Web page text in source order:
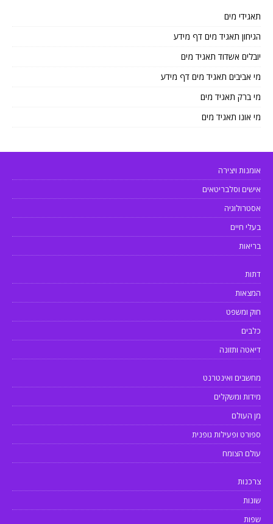
תאגידי מים
הגיחון תאגיד מים דף מידע
יובלים אשדוד תאגיד מים
מי אביבים תאגיד מים דף מידע
מי ברק תאגיד מים
מי אונו תאגיד מים
אומנות ויצירה
אישים וסלבריטאים
אסטרולוגיה
בעלי חיים
בריאות
דתות
המצאות
חוק ומשפט
כלבים
דיאטה ותזונה
מחשבים ואינטרנט
מידות ומשקלים
מן העולם
ספורט ופעילות גופנית
עולם הצומח
צרכנות
שונות
שפות